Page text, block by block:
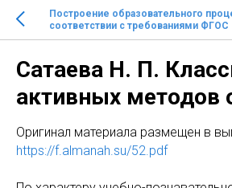
Построение образовательного
соответствии с требованиями ФГОС
Сатаева Н. П.
активных методов
Оригинaл материала размещен в
https://f.almanah.su/52.pdf